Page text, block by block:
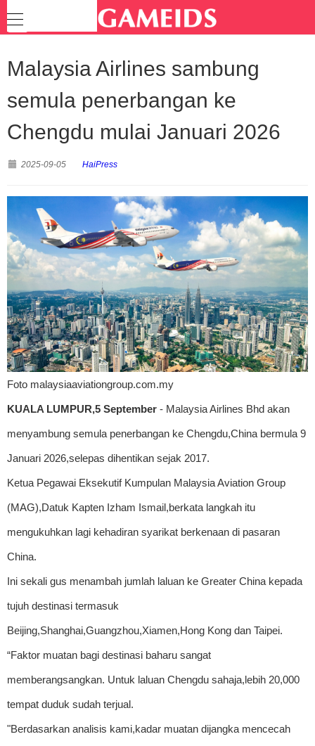
Malaysia Airlines sambung
semula penerbangan ke
Chengdu mulai Januari 2026
2025-09-05 HaiPress
Foto malaysiaaviationgroup.com.my
KUALA LUMPUR,5 September - Malaysia Airlines Bhd akan
menyambung semula penerbangan ke Chengdu,China bermula 9
Januari 2026,selepas dihentikan sejak 2017.
Ketua Pegawai Eksekutif Kumpulan Malaysia Aviation Group
(MAG),Datuk Kapten Izham Ismail,berkata langkah itu
mengukuhkan lagi kehadiran syarikat berkenaan di pasaran
China.
Ini sekali gus menambah jumlah laluan ke Greater China kepada
tujuh destinasi termasuk
Beijing,Shanghai,Guangzhou,Xiamen,Hong Kong dan Taipei.
“Faktor muatan bagi destinasi baharu sangat
memberangsangkan. Untuk laluan Chengdu sahaja,lebih 20,000
tempat duduk sudah terjual.
"Berdasarkan analisis kami,kadar muatan dijangka mencecah